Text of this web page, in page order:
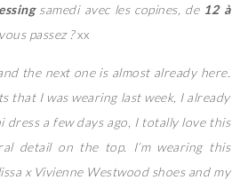
samedi avec les copines, de12 à
passez ?xx
the next one is almost already here.
that I was wearing last week, I already
dress a few days ago, I totally love this
detail on the top. I’m wearing this
x Vivienne Westwood shoes and my